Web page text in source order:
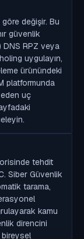
değişir. Bu
güvenlik
DNS RPZ veya
uygulayın,
ürünündeki
platformunda
uç
tehdit
Siber Güvenlik
tarama,
kamu
direncini
bireysel